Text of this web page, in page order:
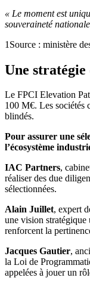
« Le moment est
souveraineté
1 Source : ministère
Une
Le FPCI Elevation
100 M€. Les sociétés
blindés.
Pour assurer une
l’écosystème
IAC Partners,
réaliser des due
sélectionnées.
Alain Juillet, expert
une vision stratégique
renforcent la
Jacques Gautier,
la Loi de
appelées à jouer un